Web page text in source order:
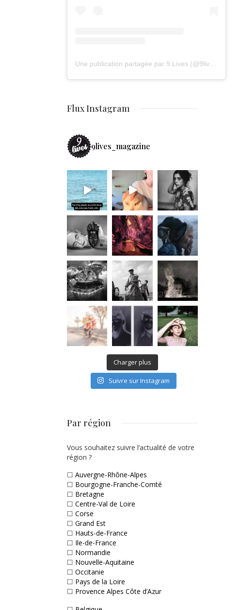
Flux Instagram
9lives_magazine
Charger plus
Suivre sur Instagram
Par région
Vous souhaitez suivre l’actualité de votre
région ?
☐ Auvergne-Rhône-Alpes
☐ Bourgogne-Franche-Comté
☐ Bretagne
☐ Centre-Val de Loire
☐ Corse
☐ Grand Est
☐ Hauts-de-France
☐ Ile-de-France
☐ Normandie
☐ Nouvelle-Aquitaine
☐ Occitanie
☐ Pays de la Loire
☐ Provence Alpes Côte d’Azur